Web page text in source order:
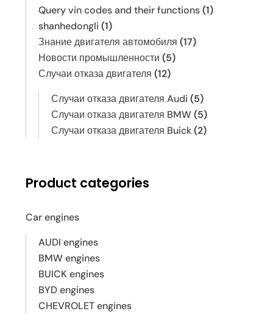
Query vin codes and their functions(1)
shanhedongli (1)
Знание двигателя автомобиля (17)
Новости промышленности (5)
Случаи отказа двигателя (12)
Случаи отказа двигателя Audi (5)
Случаи отказа двигателя BMW(5)
Случаи отказа двигателя Buick(2)
Product categories
Car engines
AUDI engines
BMW engines
BUICK engines
BYD engines
CHEVROLET engines